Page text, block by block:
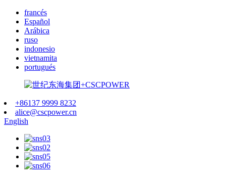
francés
Español
Arábica
ruso
indonesio
vietnamita
portugués
+86137 9999 8232
alice@cscpower.cn
English